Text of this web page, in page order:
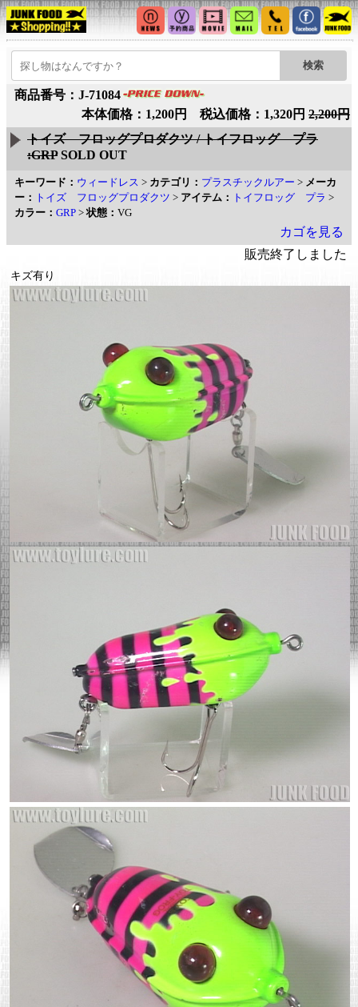
商品番号：J-71084
本体価格：1,200円 税込価格：1,320円 2,200円
トイズ フロッグプロダクツ / トイフロッグ プラ
:GRPSOLD OUT
キーワード： ウィードレス > カテゴリ： プラスチックルアー > メーカ
ー： トイズ フロッグプロダクツ > アイテム： トイフロッグ プラ >
カラー： GRP >状態： VG
カゴを見る
販売終了しました
キズ有り